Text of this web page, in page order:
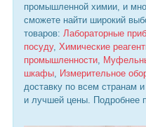
промышленной химии, и
сможете найти широкий
товаров: Лабораторные
посуду, Химические
промышленности,
шкафы, Измерительное
доставку по всем странам
и лучшей цены. Подробнее